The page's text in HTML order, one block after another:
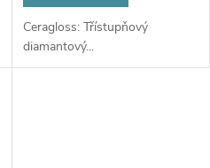
Ceragloss: Třístupňový
diamantový...